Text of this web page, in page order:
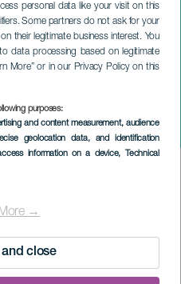
personal data like your visit on this
Some partners do not ask for your
their legitimate business interest. You
data processing based on legitimate
More” or in our Privacy Policy on this
purposes:
and content measurement, audience
geolocation data, and identification
information on a device, Technical
→
close